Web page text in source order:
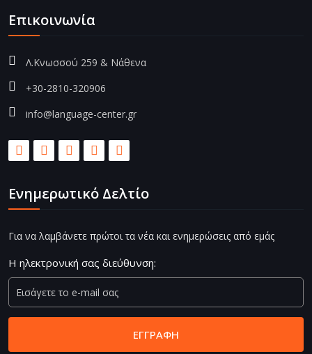
Επικοινωνία
Λ.Κνωσσού 259 & Νάθενα
+30-2810-320906
info@language-center.gr
Ενημερωτικό Δελτίο
Για να λαμβάνετε πρώτοι τα νέα και ενημερώσεις από εμάς
Η ηλεκτρονική σας διεύθυνση:
ΕΓΓΡΑΦΉ